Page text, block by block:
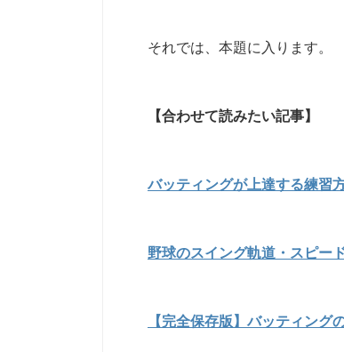
それでは、本題に入ります。
【合わせて読みたい記事】
バッティングが上達する練習
野球のスイング軌道・スピー
【完全保存版】バッティング